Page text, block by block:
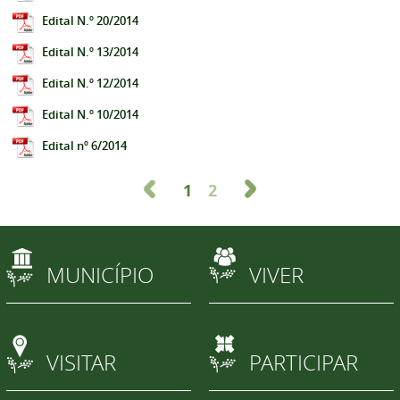
Edital N.º 20/2014
Edital N.º 13/2014
Edital N.º 12/2014
Edital N.º 10/2014
Edital nº 6/2014
1 2
MUNICÍPIO VIVER
VISITAR PARTICIPAR